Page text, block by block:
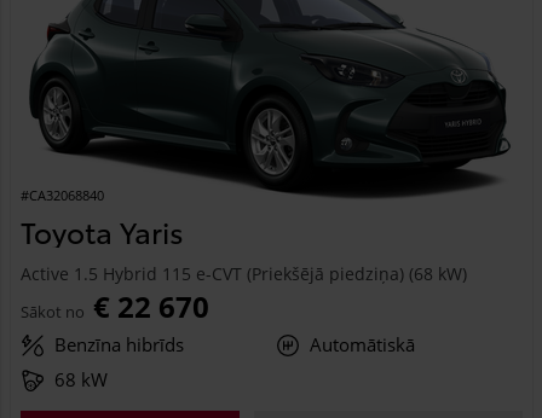
#CA32068840
Toyota Yaris
Active 1.5 Hybrid 115 e-CVT (Priekšējā piedziņa) (68 kW)
Sākot no € 22 670
Benzīna hibrīds
Automātiskā
68 kW